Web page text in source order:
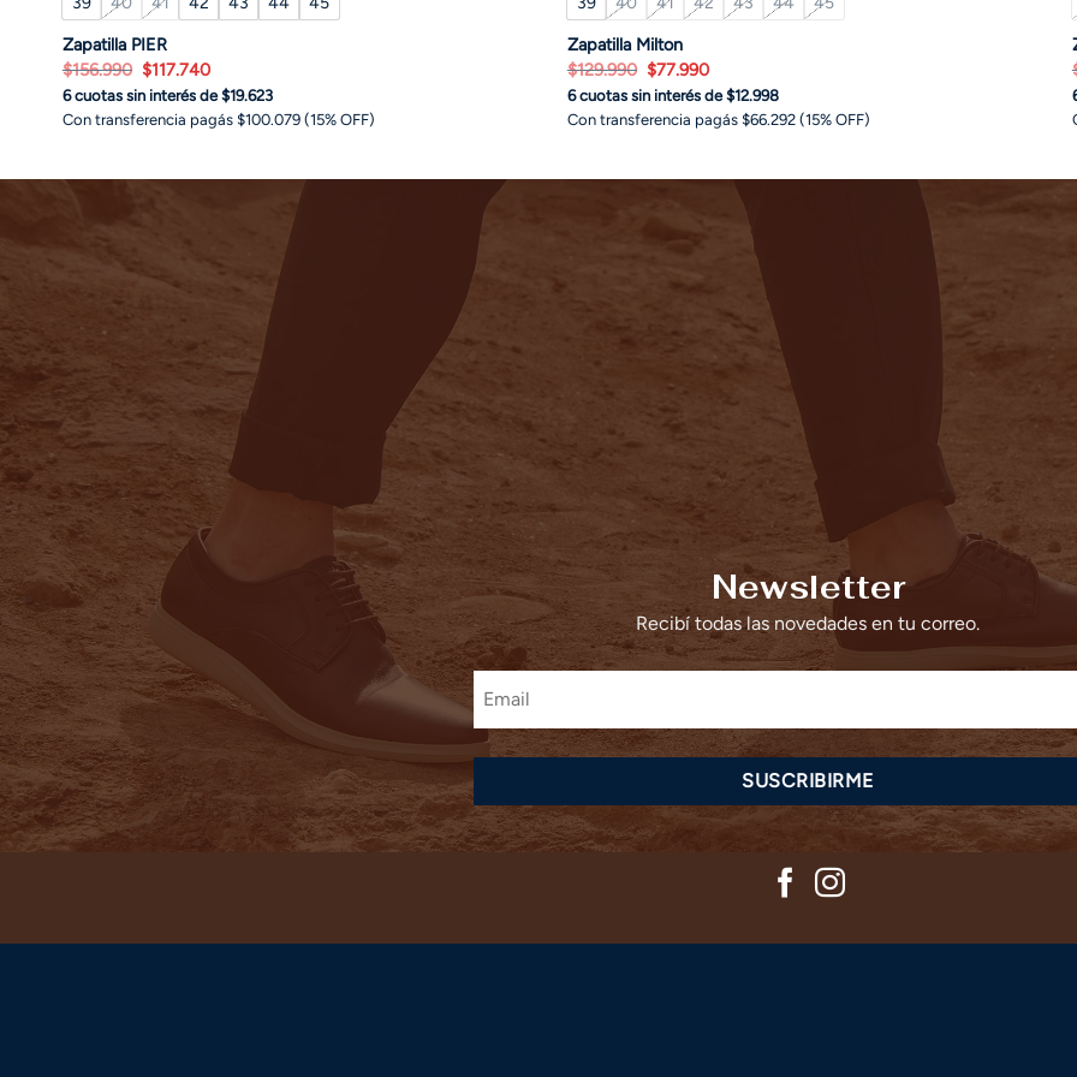
Zapatilla PIER
$156.990 El
precio
original
era:
$156.990.
$117.740El
precio
actual
es:
$117.740.
6 cuotas sin interés de $19.623
Con transferencia pagás $100.079 (15% OFF)
Zapatilla Milton
$129.990 El
precio
original
era:
$129.990.
$77.990El
precio
actual
es:
$77.990.
6 cuotas sin interés de $12.998
Con transferencia pagás $66.292 (15% OFF)
Newsletter
Recibí todas las novedades en tu correo.
SUSCRIBIRME